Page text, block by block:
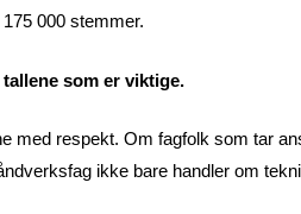
000 stemmer.
som er viktige.
med respekt. Om fagfolk som tar
ikke bare handler om